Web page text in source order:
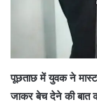
पूछताछ में युवक ने
जाकर बेच देने की बात